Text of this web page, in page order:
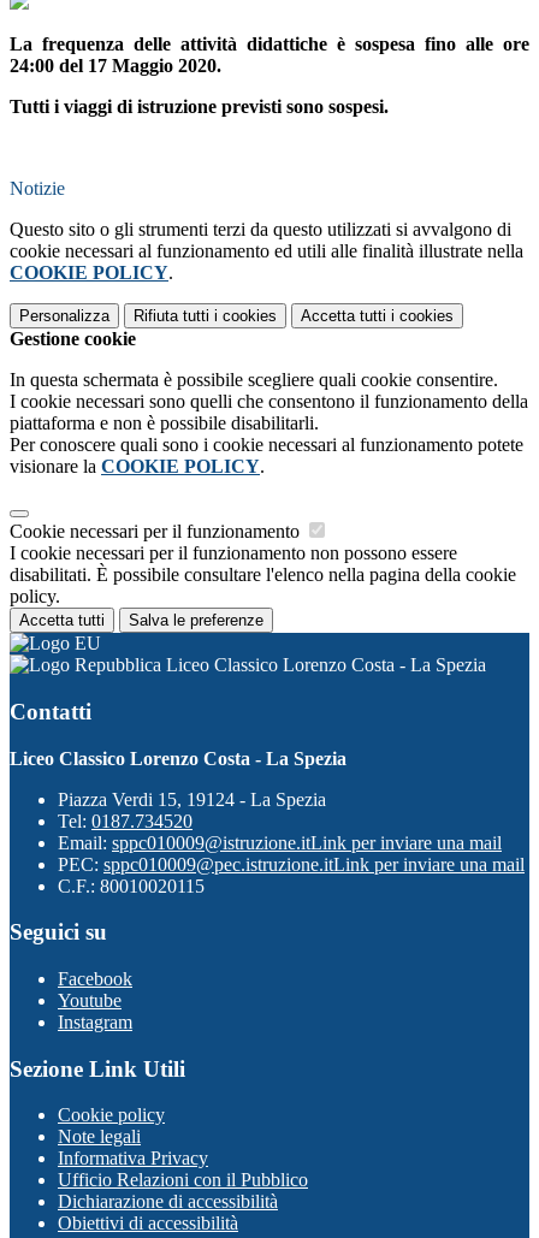
La frequenza delle attività didattiche è sospesa fino alle ore
24:00 del 17 Maggio 2020.
Tutti i viaggi di istruzione previsti sono sospesi.
Notizie
Questo sito o gli strumenti terzi da questo utilizzati si avvalgono di
cookie necessari al funzionamento ed utili alle finalità illustrate nella
COOKIE POLICY.
Personalizza Rifiuta tutti i cookies Accetta tutti i cookies
Gestione cookie
In questa schermata è possibile scegliere quali cookie consentire.
I cookie necessari sono quelli che consentono il funzionamento della
piattaforma e non è possibile disabilitarli.
Per conoscere quali sono i cookie necessari al funzionamento potete
visionare la COOKIE POLICY.
Cookie necessari per il funzionamento
I cookie necessari per il funzionamento non possono essere
disabilitati. È possibile consultare l'elenco nella pagina della cookie
policy.
Accetta tutti Salva le preferenze
Liceo Classico Lorenzo Costa - La Spezia
Contatti
Liceo Classico Lorenzo Costa - La Spezia
Piazza Verdi 15, 19124 - La Spezia
Tel: 0187.734520
Email: sppc010009@istruzione.itLink per inviare una mail
PEC: sppc010009@pec.istruzione.itLink per inviare una mail
C.F.: 80010020115
Seguici su
Facebook
Youtube
Instagram
Sezione Link Utili
Cookie policy
Note legali
Informativa Privacy
Ufficio Relazioni con il Pubblico
Dichiarazione di accessibilità
Obiettivi di accessibilità